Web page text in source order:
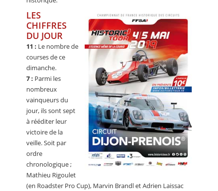
LES
CHIFFRES
DU JOUR
11 : Le nombre de
courses de ce
dimanche.
7 : Parmi les
nombreux
vainqueurs du
jour, ils sont sept
à rééditer leur
victoire de la
veille. Soit par
ordre
chronologique ;
Mathieu Rigoulet
(en Roadster Pro Cup), Marvin Brandl et Adrien Laissac